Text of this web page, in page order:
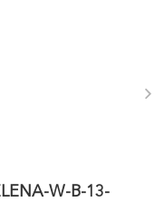
W-B-13-